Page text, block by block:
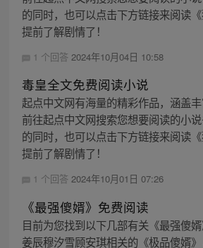
的同时，也可以点击下方链接来阅读
提前了解剧情了！
1 个回答 2024年10月04日 10:58
毒皇全文免费阅读小说
起点中文网有海量的精彩作品，涵盖
前往起点中文网搜索您想要阅读的小
的同时，也可以点击下方链接来阅读
提前了解剧情了！
1 个回答 2024年10月01日 07:26
《最强傻婿》免费阅读
目前为您找到以下几部有关《最强傻
姜辰穆汐雪顾安琪相关的《极品傻婿